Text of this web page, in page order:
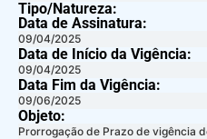
Tipo/Natureza:
Data de Assinatura:
09/04/2025
Data de Início da Vigência:
09/04/2025
Data Fim da Vigência:
09/06/2025
Objeto:
Prorrogação de Prazo de vigência